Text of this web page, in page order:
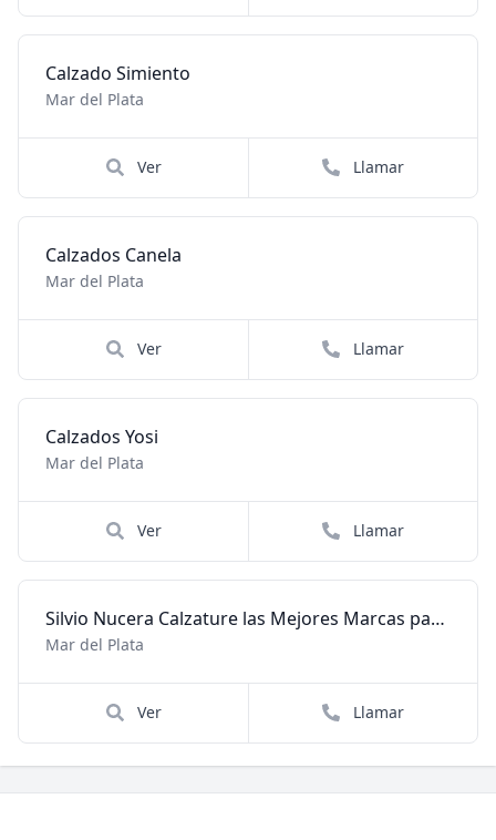
Calzado Simiento
Mar del Plata
Ver Llamar
Calzados Canela
Mar del Plata
Ver Llamar
Calzados Yosi
Mar del Plata
Ver Llamar
Silvio Nucera Calzature las Mejores Marcas para Hombres
Mar del Plata
Ver Llamar